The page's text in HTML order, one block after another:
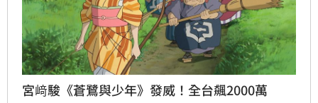
宮﨑駿《蒼鷺與少年》發威！全台飆2000萬